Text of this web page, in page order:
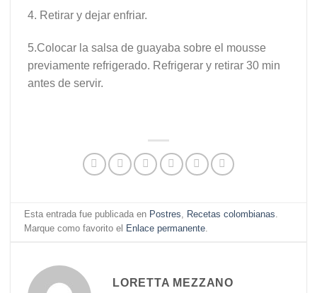
4. Retirar y dejar enfriar.
5.Colocar la salsa de guayaba sobre el mousse
previamente refrigerado. Refrigerar y retirar 30 min
antes de servir.
Esta entrada fue publicada en Postres, Recetas colombianas.
Marque como favorito el Enlace permanente.
LORETTA MEZZANO